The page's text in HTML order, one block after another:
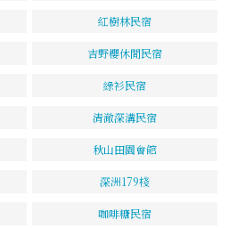
紅樹林民宿
吉野櫻休閒民宿
綠衫民宿
清澈深溝民宿
秋山田園會館
深洲179棧
咖啡糖民宿